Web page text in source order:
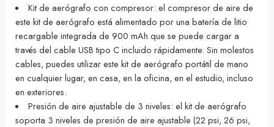
Kit de aerógrafo con compresor: el compresor de aire de
este kit de aerógrafo está alimentado por una batería de litio
recargable integrada de 900 mAh que se puede cargar a
través del cable USB tipo C incluido rápidamente. Sin molestos
cables, puedes utilizar este kit de aerógrafo portátil de mano
en cualquier lugar, en casa, en la oficina, en el estudio, incluso
en exteriores.
Presión de aire ajustable de 3 niveles: el kit de aerógrafo
soporta 3 niveles de presión de aire ajustable (22 psi, 26 psi,